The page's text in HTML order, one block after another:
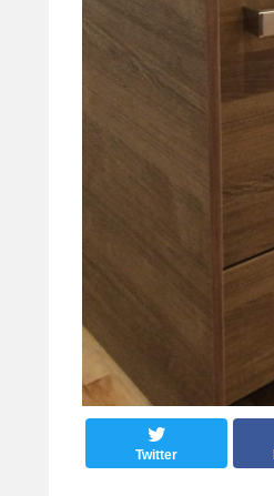
Twitter